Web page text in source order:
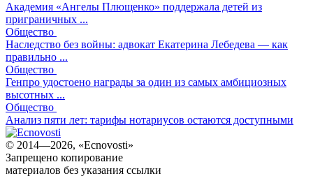
Академия «Ангелы Плющенко» поддержала детей из
приграничных ...
Общество
Наследство без войны: адвокат Екатерина Лебедева — как
правильно ...
Общество
Генпро удостоено награды за один из самых амбициозных
высотных ...
Общество
Анализ пяти лет: тарифы нотариусов остаются доступными
© 2014—2026, «Ecnovosti»
Запрещено копирование
материалов без указания ссылки